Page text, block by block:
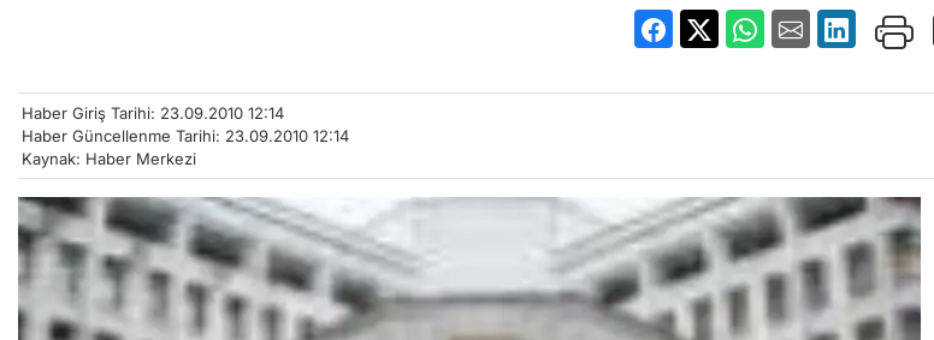
Haber Giriş Tarihi: 23.09.2010 12:14
Haber Güncellenme Tarihi: 23.09.2010 12:14
Kaynak: Haber Merkezi